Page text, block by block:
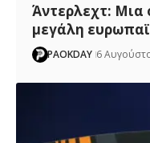
Άντερλεχτ: Mια
μεγάλη
PAOKDAY 6